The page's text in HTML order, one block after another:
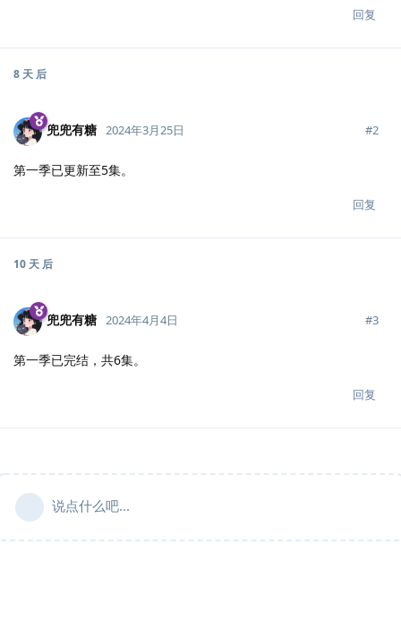
回复
8 天 后
兜兜有糖 2024年3月25日 #2
第一季已更新至5集。
回复
10 天 后
兜兜有糖 2024年4月4日 #3
第一季已完结，共6集。
回复
说点什么吧...